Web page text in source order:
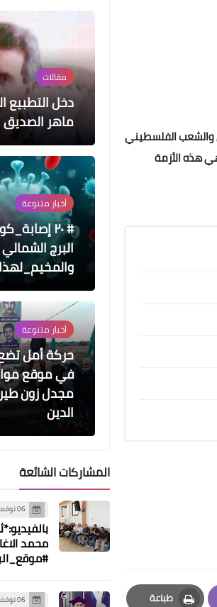
والشعب الفلسطيني
هذه الأزمة
طباعة
مقالات
دخل التطبيع
ماهر الصديق
أخبار ‏متنوعة
# ٢٠
البرج الشمالي
أخبار ‏متنوعة
حركة أمل تضع
في موقع
مجدل زون
الدين
مقالات
- سيرة زياد
تُطوى –
المشاركات الشائعة
06 نوفمبر 2019
محمد
06 نوفمبر 2019